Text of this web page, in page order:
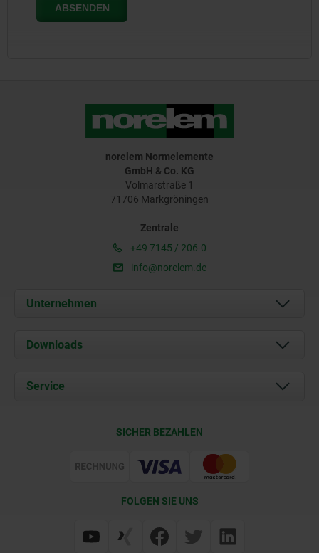
norelem Normelemente
GmbH & Co. KG
Volmarstraße 1
71706 Markgröningen
Zentrale
+49 7145 / 206-0
info@norelem.de
Unternehmen
Über uns
Karriere
Downloads
Dokumente
Service
Web Support
SICHER BEZAHLEN
FOLGEN SIE UNS